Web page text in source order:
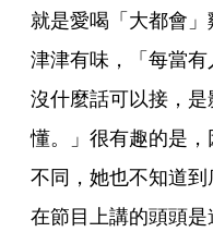
就是愛喝「大都會
津津有味，「每當
沒什麼話可以接，
懂。」很有趣的是
不同，她也不知道
在節目上講的頭頭